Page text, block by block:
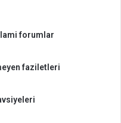
forumlar
faziletleri